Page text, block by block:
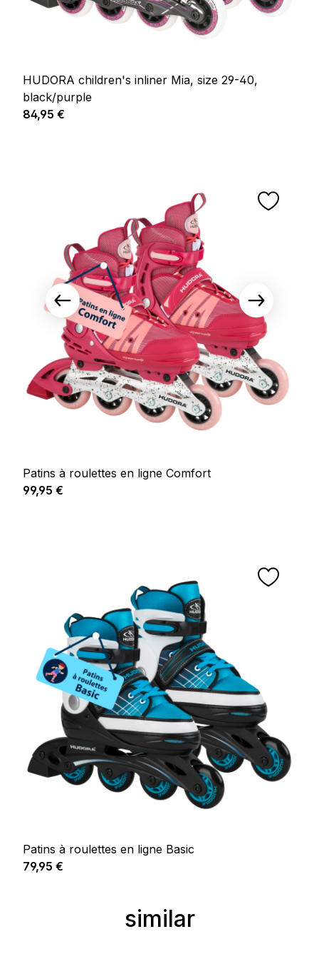
HUDORA children's inliner Mia, size 29-40,
black/purple
Prix régulier :
84,95 €
Patins à roulettes en ligne Comfort
Prix régulier :
99,95 €
Patins à roulettes en ligne Basic
Prix régulier :
79,95 €
Ignorer la galerie de produits
similar